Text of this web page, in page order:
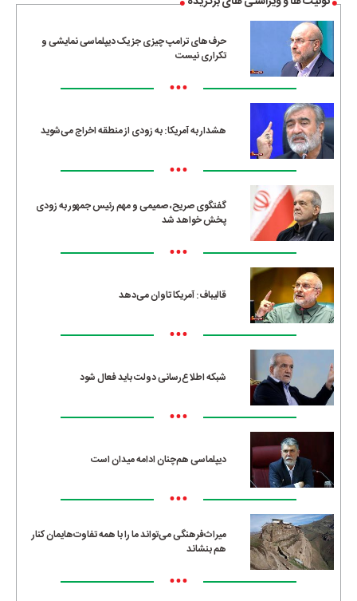
حرف‌های ترامپ چیزی جز یک دیپلماسی نمایشی و
تکراری نیست
•••
هشدار به آمریکا: به زودی از منطقه اخراج می‌شوید
•••
گفتگوی صریح، صمیمی و مهم رئیس جمهور به زودی
پخش خواهد شد
•••
قالیباف: آمریکا تاوان می‌دهد
•••
شبکه اطلاع‌رسانی دولت باید فعال شود
•••
دیپلماسی هم‌چنان ادامه میدان است
•••
میراث‌فرهنگی می‌تواند ما را با همه تفاوت‌هایمان کنار
هم بنشاند
•••